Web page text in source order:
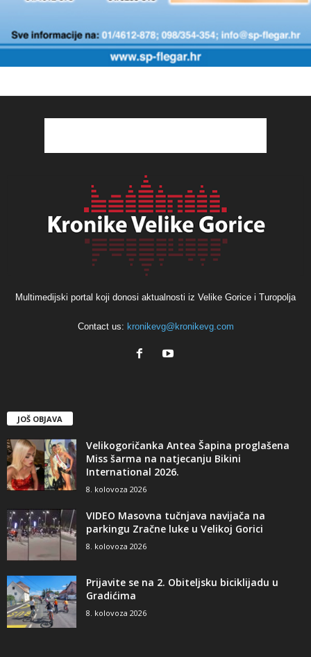
Multimedijski portal koji donosi aktualnosti iz Velike Gorice i Turopolja
Contact us: kronikevg@kronikevg.com
JOŠ OBJAVA
Velikogoričanka Antea Šapina proglašena
Miss šarma na natjecanju Bikini
International 2026.
8. kolovoza 2026
VIDEO Masovna tučnjava navijača na
parkingu Zračne luke u Velikoj Gorici
8. kolovoza 2026
Prijavite se na 2. Obiteljsku biciklijadu u
Gradićima
8. kolovoza 2026